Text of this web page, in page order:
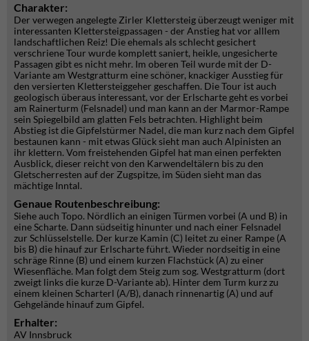
Charakter:
Der verwegen angelegte Zirler Klettersteig überzeugt weniger mit
interessanten Klettersteigpassagen - der Anstieg hat vor alllem
landschaftlichen Reiz! Die ehemals als schlecht gesichert
verschriene Tour wurde komplett saniert, heikle, ungesicherte
Passagen gibt es nicht mehr. Im oberen Teil wurde mit der D-
Variante am Westgratturm eine schöner, knackiger Ausstieg für
den versierten Klettersteiggeher geschaffen. Die Tour ist auch
geologisch überaus interessant, vor der Erlscharte geht es vorbei
am Rainerturm (Felsnadel) und man kann an der Marmor-Rampe
sein Spiegelbild am glatten Fels betrachten. Highlight beim
Abstieg ist die Gipfelstürmer Nadel, die man kurz nach dem Gipfel
bestaunen kann - mit etwas Glück sieht man auch Alpinisten an
ihr klettern. Vom freistehenden Gipfel hat man einen perfekten
Ausblick, dieser reicht von den Karwendeltälern bis zu den
Gletscherresten auf der Zugspitze, im Süden sieht man das
mächtige Inntal.
Genaue Routenbeschreibung:
Siehe auch Topo. Nördlich an einigen Türmen vorbei (A und B) in
eine Scharte. Dann südseitig hinunter und nach einer Felsnadel
zur Schlüsselstelle. Der kurze Kamin (C) leitet zu einer Rampe (A
bis B) die hinauf zur Erlscharte führt. Wieder nordseitig in eine
schräge Rinne (B) und einem kurzen Flachstück (A) zu einer
Wiesenfläche. Man folgt dem Steig zum sog. Westgratturm (dort
zweigt links die kurze D-Variante ab). Hinter dem Turm kurz zu
einem kleinen Scharterl (A/B), danach rinnenartig (A) und auf
Gehgelände hinauf zum Gipfel.
Erhalter:
AV Innsbruck